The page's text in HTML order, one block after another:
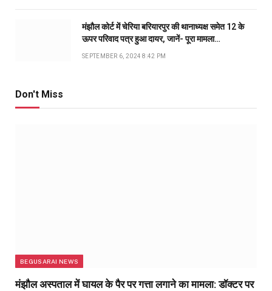
मंझौल कोर्ट में चेरिया बरियारपुर की थानाध्यक्ष समेत 12 के
ऊपर परिवाद पत्र हुआ दायर, जानें- पूरा मामला…
SEPTEMBER 6, 2024 8:42 PM
Don't Miss
BEGUSARAI NEWS
मंझौल अस्पताल में घायल के पैर पर गत्ता लगाने का मामला: डॉक्टर पर